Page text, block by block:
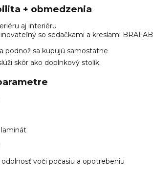
+ obmedzenia
aj interiéru
so sedačkami a kreslami BRAFAB
podnož sa kupujú samostatne
skôr ako doplnkový stolík
voči počasiu a opotrebeniu